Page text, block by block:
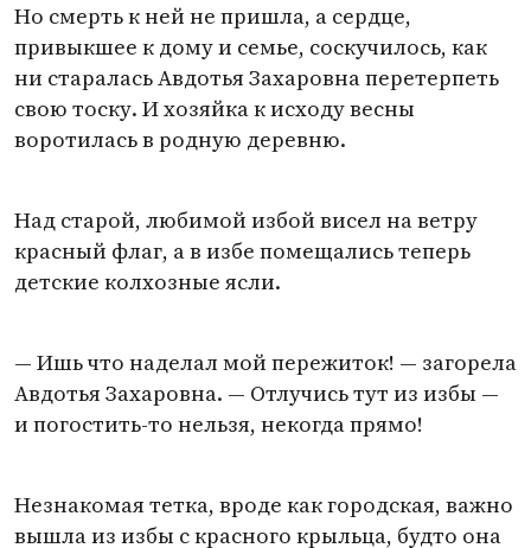
Но смерть к ней не пришла, а сердце,
привыкшее к дому и семье, соскучилось, как
ни старалась Авдотья Захаровна перетерпеть
свою тоску. И хозяйка к исходу весны
воротилась в родную деревню.
Над старой, любимой избой висел на ветру
красный флаг, а в избе помещались теперь
детские колхозные ясли.
— Ишь что наделал мой пережиток! — загорела
Авдотья Захаровна. — Отлучись тут из избы —
и погостить-то нельзя, некогда прямо!
Незнакомая тетка, вроде как городская, важно
вышла из избы с красного крыльца, будто она